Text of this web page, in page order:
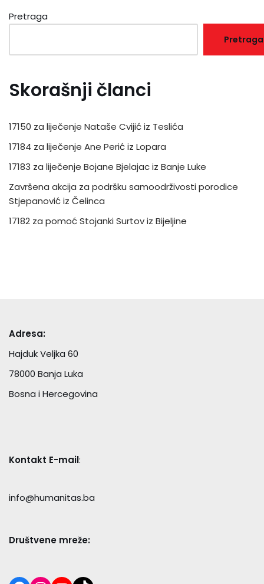
Pretraga
Pretraga
Skorašnji članci
17150 za liječenje Nataše Cvijić iz Teslića
17184 za liječenje Ane Perić iz Lopara
17183 za liječenje Bojane Bjelajac iz Banje Luke
Završena akcija za podršku samoodrživosti porodice
Stjepanović iz Čelinca
17182 za pomoć Stojanki Surtov iz Bijeljine
Adresa:
Hajduk Veljka 60
78000 Banja Luka
Bosna i Hercegovina
Kontakt E-mail:
info@humanitas.ba
Društvene mreže: